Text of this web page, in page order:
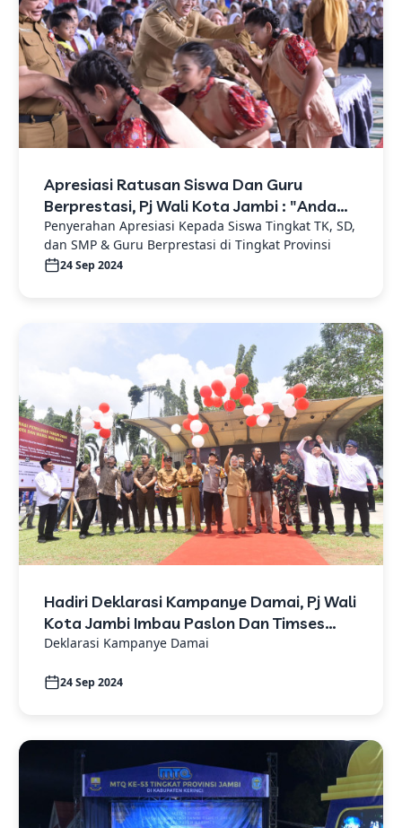
Apresiasi Ratusan Siswa Dan Guru
Berprestasi, Pj Wali Kota Jambi : "Anda
Kebanggaan Dan Kehormatan Bagi Kota
Jambi"
Penyerahan Apresiasi Kepada Siswa Tingkat TK, SD,
dan SMP & Guru Berprestasi di Tingkat Provinsi
24 Sep 2024
Hadiri Deklarasi Kampanye Damai, Pj Wali
Kota Jambi Imbau Paslon Dan Timses
Ciptakan Pilkada Damai
Deklarasi Kampanye Damai
24 Sep 2024